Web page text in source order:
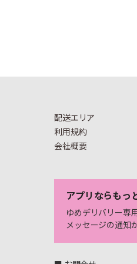
配送エリア
利用規約
会社概要
アプリならもっ
ゆめデリバリー専
メッセージの通知